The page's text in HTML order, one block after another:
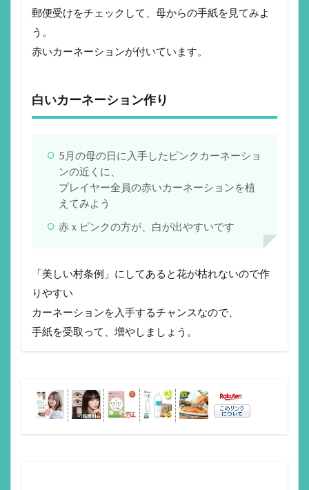
郵便受けをチェックして、母からの手紙を見てみよ
う。
赤いカーネーションが付いています。
白いカーネーション作り
5月の母の日に入手したピンクカーネーショ
ンの近くに、
プレイヤー全員の赤いカーネーションを植
えてみよう
赤ｘピンクの方が、白が出やすいです
「美しい村条例」にしてあると花が枯れないので作
りやすい
カーネーションを入手するチャンスなので、
手紙を受取って、増やしましょう。